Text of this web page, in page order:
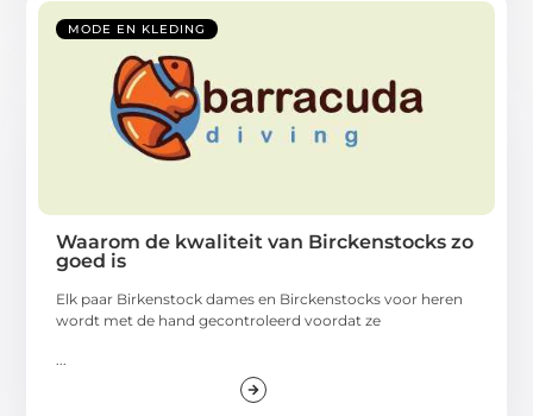
MODE EN KLEDING
Waarom de kwaliteit van Birckenstocks zo
goed is
Elk paar Birkenstock dames en Birckenstocks voor heren
wordt met de hand gecontroleerd voordat ze